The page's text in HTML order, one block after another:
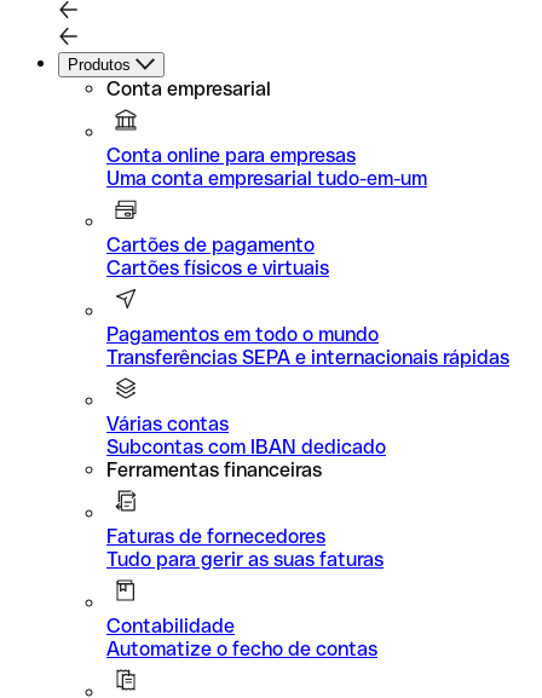
Produtos
Conta empresarial
Conta online para empresas
Uma conta empresarial tudo-em-um
Cartões de pagamento
Cartões físicos e virtuais
Pagamentos em todo o mundo
Transferências SEPA e internacionais rápidas
Várias contas
Subcontas com IBAN dedicado
Ferramentas financeiras
Faturas de fornecedores
Tudo para gerir as suas faturas
Contabilidade
Automatize o fecho de contas